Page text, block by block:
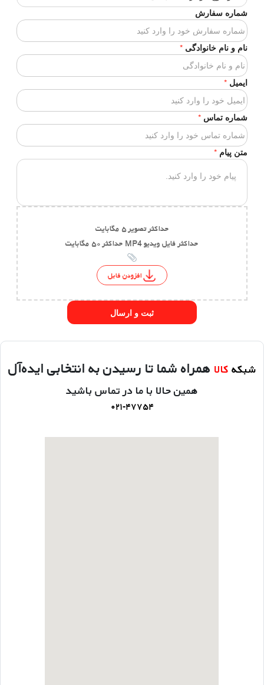
شماره سفارش
در
صورت
داشتن
شماره
سفارش
وارد
کنید
نام و نام خانوادگی *
ایمیل *
شماره تماس *
متن پیام *
حداکثر تصویر ۵ مگابایت
حداکثر فایل ویدیو MP4 حداکثر ۵۰ مگابایت
افزودن فایل
ثبت و ارسال
شبکه کالا همراه شما تا رسیدن به انتخابی ایده‌آل
همین حالا با ما در تماس باشید
۰۲۱-۴۷۷۵۴